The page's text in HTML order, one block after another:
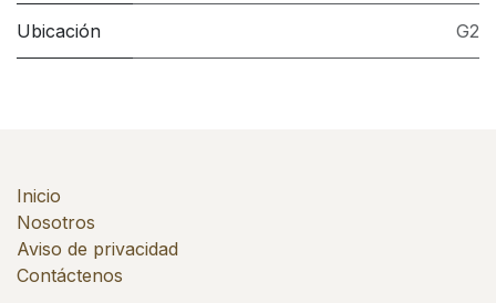
Ubicación G2
Inicio
Nosotros
Aviso de privacidad
Contáctenos